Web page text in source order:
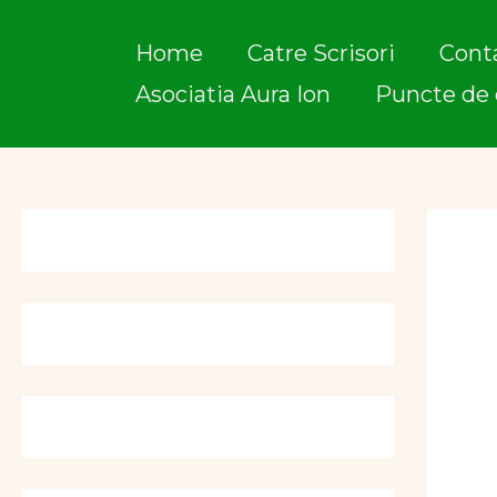
Home Catre Scrisori
Asociatia Aura Ion
Puncte de